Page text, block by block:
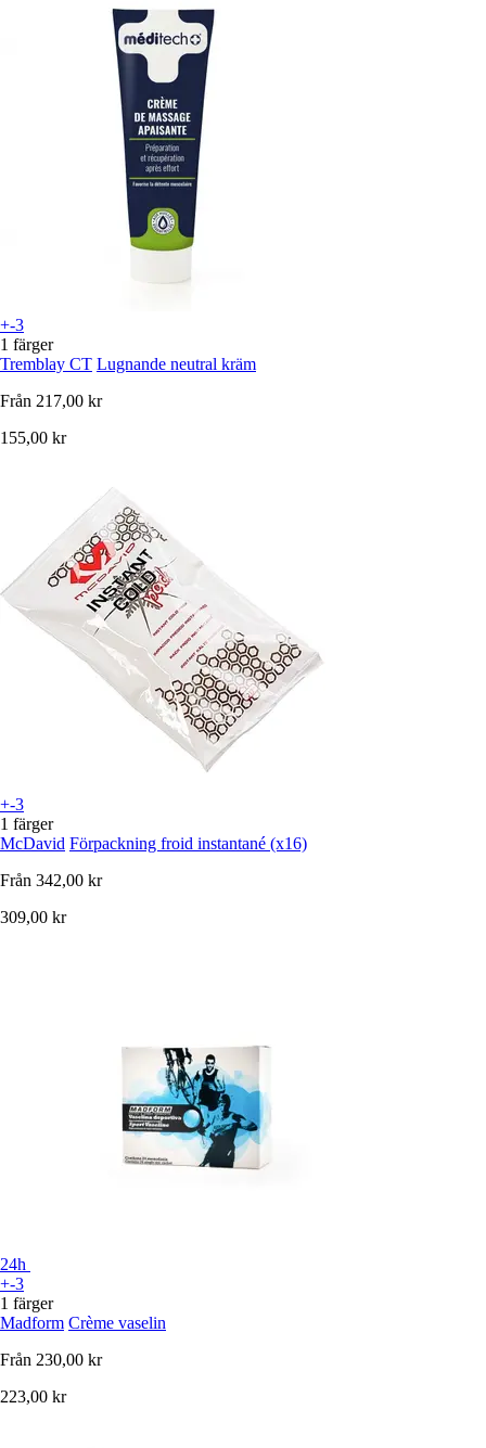
+-3
1 färger
Tremblay CT Lugnande neutral kräm
Från 217,00 kr
155,00 kr
+-3
1 färger
McDavid Förpackning froid instantané (x16)
Från 342,00 kr
309,00 kr
24h
+-3
1 färger
Madform Crème vaselin
Från 230,00 kr
223,00 kr